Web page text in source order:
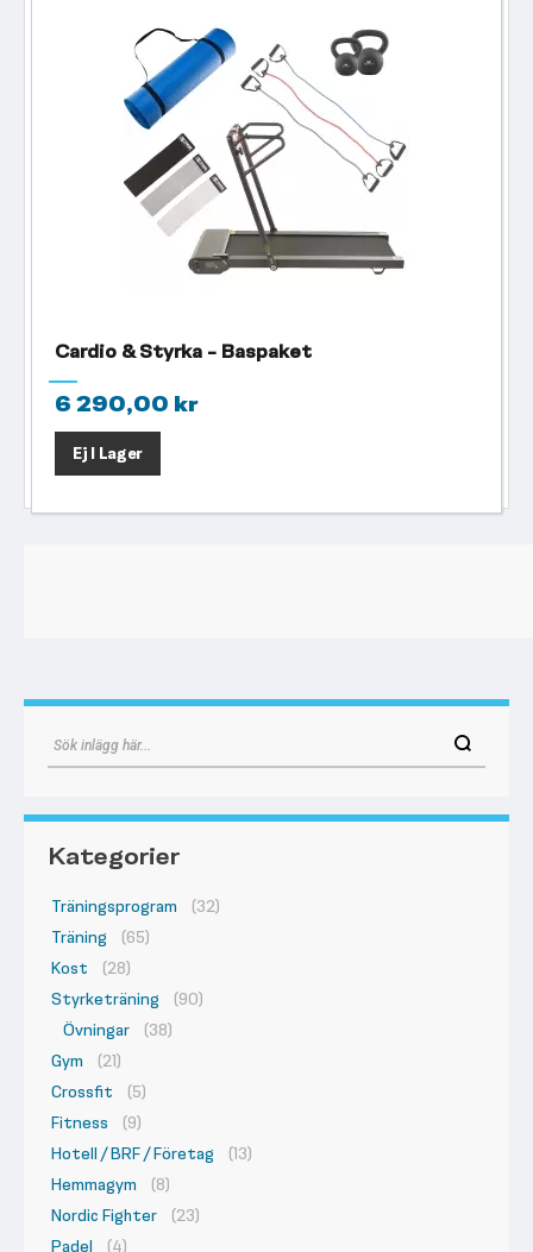
Cardio & Styrka - Baspaket
6 290,00 kr
Ej I Lager
Kategorier
Träningsprogram
(32)
Träning
(65)
Kost
(28)
Styrketräning
(90)
Övningar
(38)
Gym
(21)
Crossfit
(5)
Fitness
(9)
Hotell / BRF / Företag
(13)
Hemmagym
(8)
Nordic Fighter
(23)
Padel
(4)